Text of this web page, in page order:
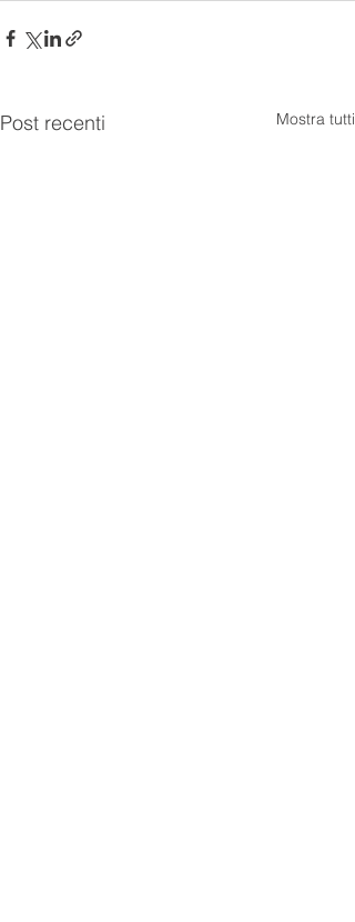
Post recenti Mostra tutti